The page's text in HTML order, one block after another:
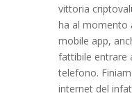
vittoria
ha al momento
mobile app,
fattibile entrare
telefono.
internet del